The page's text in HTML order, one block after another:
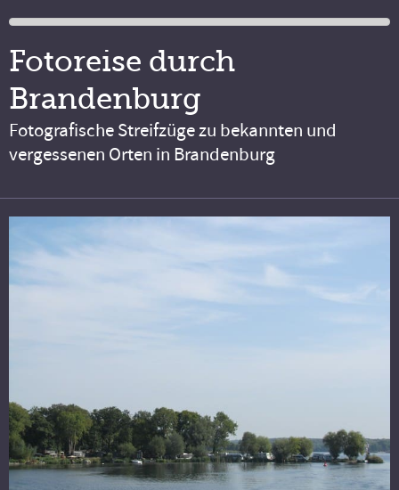
Fotoreise durch
Brandenburg
Fotografische Streifzüge zu bekannten und
vergessenen Orten in Brandenburg